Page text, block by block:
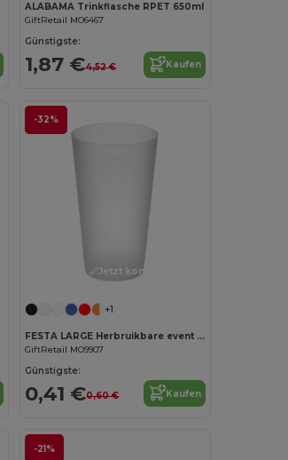
ALABAMA Trinkflasche RPET 650ml
GiftRetail MO6467
Günstigste:
1,87 €4,52 € Kaufen
-32%
Jetzt konfigurieren!
+1
FESTA LARGE Herbruikbare event beker 500ml
GiftRetail MO9907
Günstigste:
0,41 €0,60 € Kaufen
-21%